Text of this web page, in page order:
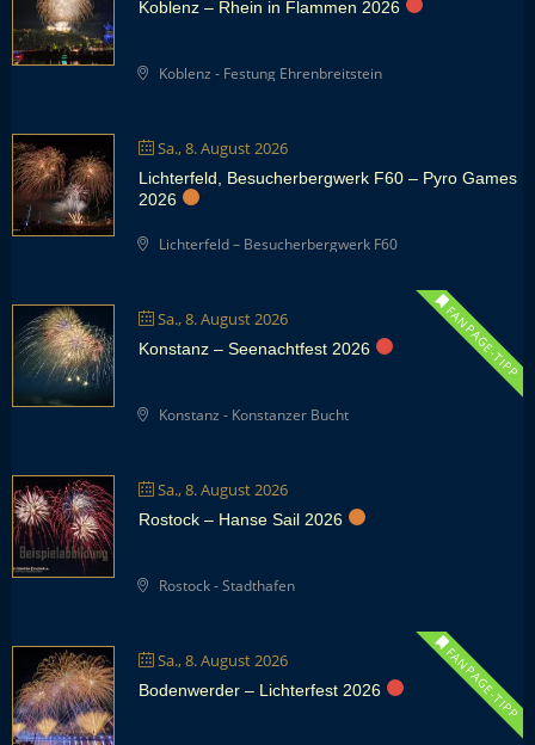
Koblenz – Rhein in Flammen 2026
Koblenz - Festung Ehrenbreitstein
Sa., 8. August 2026
Lichterfeld, Besucherbergwerk F60 – Pyro Games
2026
Lichterfeld – Besucherbergwerk F60
Sa., 8. August 2026 FANPAGE-TIPP
Konstanz – Seenachtfest 2026
Konstanz - Konstanzer Bucht
Sa., 8. August 2026
Rostock – Hanse Sail 2026
Rostock - Stadthafen
Sa., 8. August 2026 FANPAGE-TIPP
Bodenwerder – Lichterfest 2026